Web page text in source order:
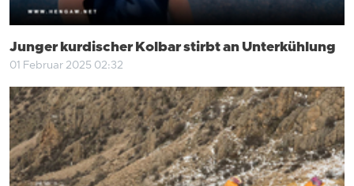
Junger kurdischer Kolbar stirbt an Unterkühlung
01 Februar 2025 02:32